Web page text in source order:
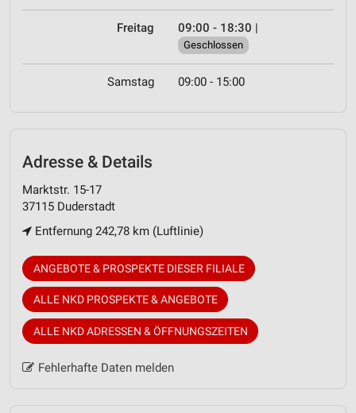
Freitag 09:00 - 18:30 |
Geschlossen
Samstag 09:00 - 15:00
Adresse & Details
Marktstr. 15-17
37115 Duderstadt
Entfernung 242,78 km (Luftlinie)
ANGEBOTE & PROSPEKTE DIESER FILIALE
ALLE NKD PROSPEKTE & ANGEBOTE
ALLE NKD ADRESSEN & ÖFFNUNGSZEITEN
Fehlerhafte Daten melden